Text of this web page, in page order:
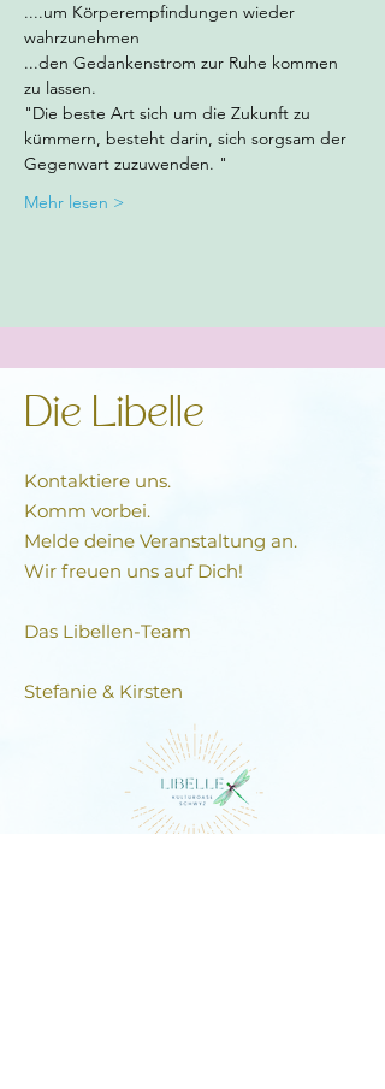
....um Körperempfindungen wieder
wahrzunehmen
...den Gedankenstrom zur Ruhe kommen
zu lassen.
"Die beste Art sich um die Zukunft zu
kümmern, besteht darin, sich sorgsam der
Gegenwart zuzuwenden. "
Mehr lesen >
Die Libelle
Kontaktiere uns.
Komm vorbei.
Melde deine Veranstaltung an.
Wir freuen uns auf Dich!
Das Libellen-Team​
Stefanie & Kirsten